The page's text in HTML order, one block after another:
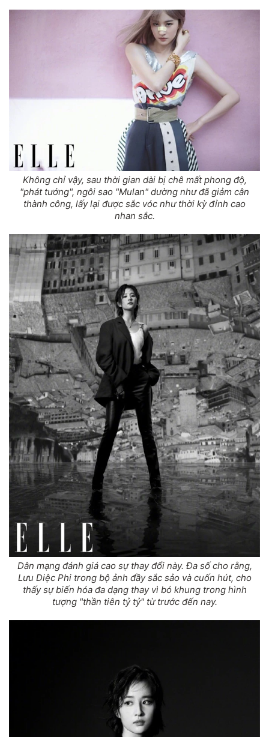
Không chỉ vậy, sau thời gian dài bị chê mất phong độ,
"phát tướng", ngôi sao "Mulan" dường như đã giảm cân
thành công, lấy lại được sắc vóc như thời kỳ đỉnh cao
nhan sắc.
Dân mạng đánh giá cao sự thay đổi này. Đa số cho rằng,
Lưu Diệc Phi trong bộ ảnh đầy sắc sảo và cuốn hút, cho
thấy sự biến hóa đa dạng thay vì bó khung trong hình
tượng "thần tiên tỷ tỷ" từ trước đến nay.